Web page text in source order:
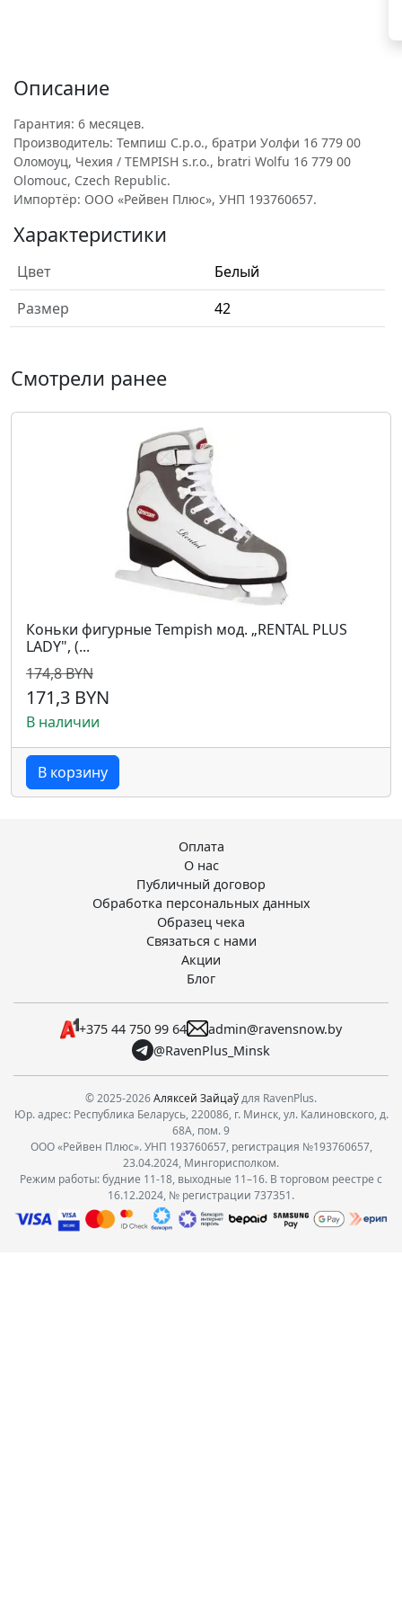
Описание
Гарантия: 6 месяцев.
Производитель: Темпиш С.р.о., братри Уолфи 16 779 00
Оломоуц, Чехия / TEMPISH s.r.o., bratri Wolfu 16 779 00
Olomouc, Czech Republic.
Импортёр: ООО «Рейвен Плюс», УНП 193760657.
Характеристики
Цвет
Белый
Размер
42
Смотрели ранее
Коньки фигурные Tempish мод. „RENTAL PLUS
LADY", (...
174,8 BYN
171,3 BYN
В наличии
В корзину
Оплата
О нас
Публичный договор
Обработка персональных данных
Образец чека
Связаться с нами
Акции
Блог
+375 44 750 99 64
admin@ravensnow.by
@RavenPlus_Minsk
© 2025-2026Аляксей Зайцаўдля RavenPlus.
Юр. адрес: Республика Беларусь, 220086, г. Минск, ул. Калиновского, д.
68А, пом. 9
ООО «Рейвен Плюс». УНП 193760657, регистрация №193760657,
23.04.2024, Мингорисполком.
Режим работы: будние 11-18, выходные 11–16. В торговом реестре с
16.12.2024, № регистрации 737351.